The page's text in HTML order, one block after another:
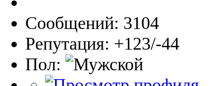
Сообщений: 3104
Репутация: +123/-44
Пол: